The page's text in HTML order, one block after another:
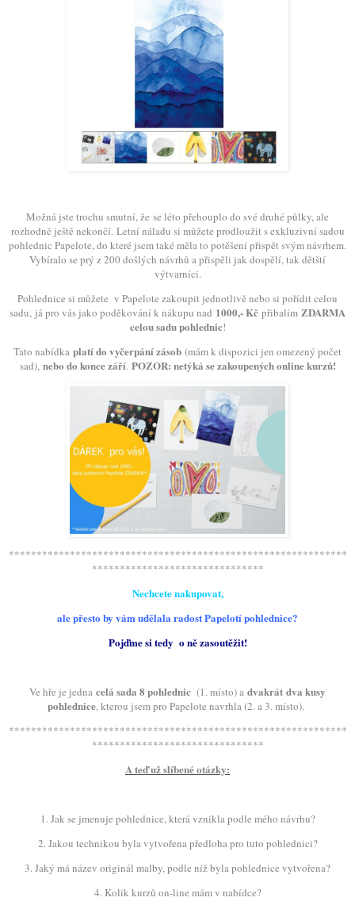
Možná jste trochu smutní, že se léto přehouplo do své druhé půlky, ale
rozhodně ještě nekončí. Letní náladu si můžete prodloužit s exkluzivní sadou
pohlednic Papelote, do které jsem také měla to potěšení přispět svým návrhem.
Vybíralo se prý z 200 došlých návrhů a přispěli jak dospělí, tak dětští
výtvarníci.
Pohlednice si můžete v Papelote zakoupit jednotlivě nebo si pořídit celou
sadu, já pro vás jako poděkování k nákupu nad 1000,- Kč přibalím ZDARMA
celou sadu pohlednic!
Tato nabídka platí do vyčerpání zásob (mám k dispozici jen omezený počet
sad), nebo do konce září. POZOR: netýká se zakoupených online kurzů!
*************************************************************
*******************************
Nechcete nakupovat,
ale přesto by vám udělala radost Papelotí pohlednice?
Pojďme si tedy o ně zasoutěžit!
Ve hře je jedna celá sada 8 pohlednic (1. místo) a dvakrát dva kusy
pohlednice, kterou jsem pro Papelote navrhla (2. a 3. místo).
*************************************************************
*******************************
A teď už slíbené otázky:
1. Jak se jmenuje pohlednice, která vznikla podle mého návrhu?
2. Jakou technikou byla vytvořena předloha pro tuto pohlednici?
3. Jaký má název originál malby, podle níž byla pohlednice vytvořena?
4. Kolik kurzů on-line mám v nabídce?